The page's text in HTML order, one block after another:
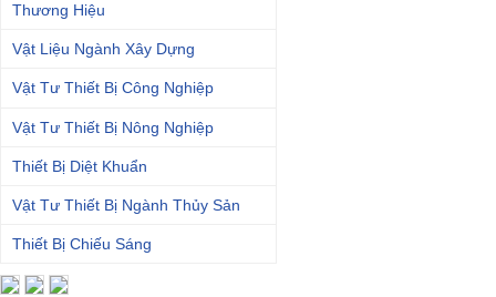
Thương Hiệu
Vật Liệu Ngành Xây Dựng
Vật Tư Thiết Bị Công Nghiệp
Vật Tư Thiết Bị Nông Nghiệp
Thiết Bị Diệt Khuẩn
Vật Tư Thiết Bị Ngành Thủy Sản
Thiết Bị Chiếu Sáng